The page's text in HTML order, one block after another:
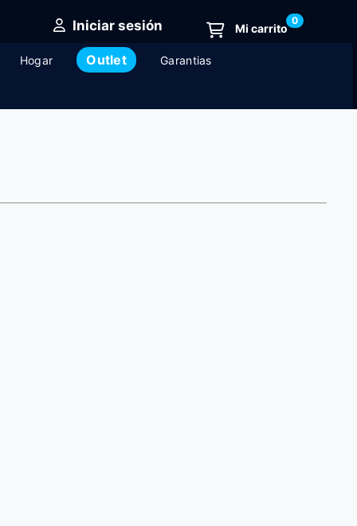
Iniciar sesión 0
Hogar Outlet Garantias